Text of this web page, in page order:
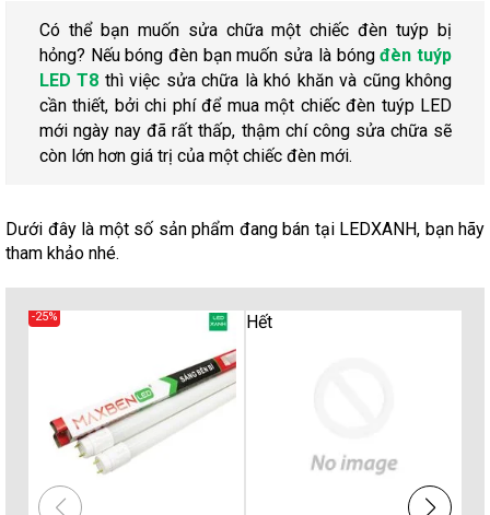
Có thể bạn muốn sửa chữa một chiếc đèn tuýp bị
hỏng? Nếu bóng đèn bạn muốn sửa là bóngđèn tuýp
LED T8 thì việc sửa chữa là khó khăn và cũng không
cần thiết, bởi chi phí để mua một chiếc đèn tuýp LED
mới ngày nay đã rất thấp, thậm chí công sửa chữa sẽ
còn lớn hơn giá trị của một chiếc đèn mới.
Dưới đây là một số sản phẩm đang bán tại LEDXANH, bạn hãy
tham khảo nhé.
-25% Hết